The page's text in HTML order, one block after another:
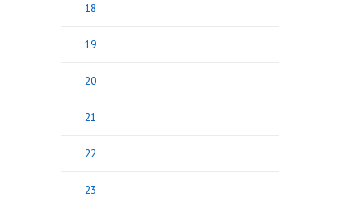
18
19
20
21
22
23